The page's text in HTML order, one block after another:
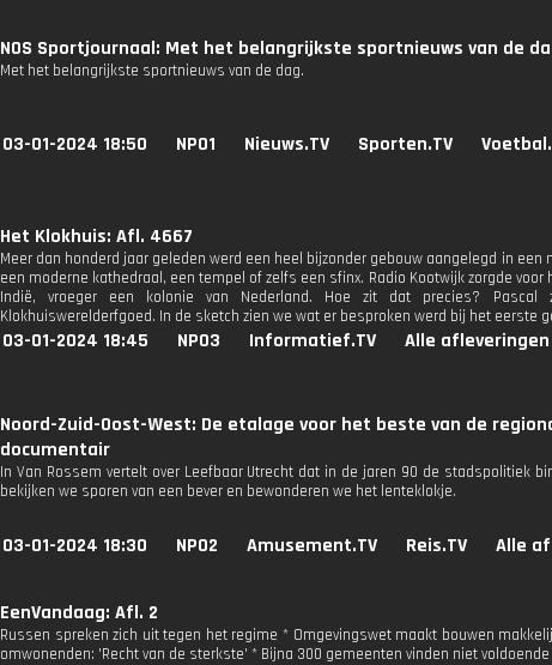
NOS Sportjournaal: Met het belangrijkste sportnieuws van de
Met het belangrijkste sportnieuws van de dag.
03-01-2024 18:50 NPO1 Nieuws.TV Sporten.TV
Het Klokhuis: Afl. 4667
Meer dan honderd jaar geleden werd een heel bijzonder gebouw aangelegd in een
een moderne kathedraal, een tempel of zelfs een sfinx. Radio Kootwijk zorgde
Indië, vroeger een kolonie van Nederland. Hoe zit dat precies?
Klokhuiswerelderfgoed. In de sketch zien we wat er besproken werd bij het eerste
03-01-2024 18:45 NPO3 Informatief.TV Alle afleveringen
Noord-Zuid-Oost-West: De etalage voor het beste van de
documentair
In Van Rossem vertelt over Leefbaar Utrecht dat in de jaren 90 de stadspolitiek
bekijken we sporen van een bever en bewonderen we het lenteklokje.
03-01-2024 18:30 NPO2 Amusement.TV Reis.TV Alle
EenVandaag: Afl. 2
Russen spreken zich uit tegen het regime * Omgevingswet maakt bouwen
omwonenden: 'Recht van de sterkste' * Bijna 300 gemeenten vinden niet